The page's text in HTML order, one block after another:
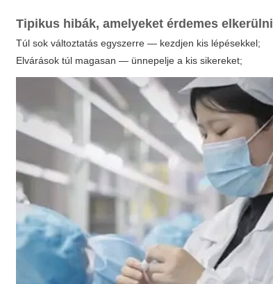
Tipikus hibák, amelyeket érdemes elkerülni
Túl sok változtatás egyszerre — kezdjen kis lépésekkel;
Elvárások túl magasan — ünnepelje a kis sikereket;